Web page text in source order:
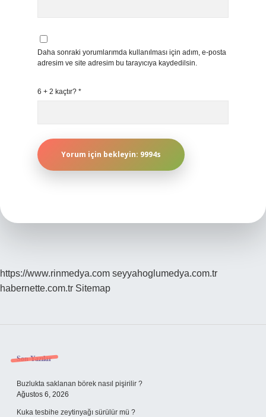
Daha sonraki yorumlarımda kullanılması için adım, e-posta
adresim ve site adresim bu tarayıcıya kaydedilsin.
6 + 2 kaçtır? *
https://www.rinmedya.com seyyahoglumedya.com.tr
habernette.com.tr Sitemap
Sidebar
Son Yazılar
Buzlukta saklanan börek nasıl pişirilir ?
Ağustos 6, 2026
Kuka tesbihe zeytinyağı sürülür mü ?